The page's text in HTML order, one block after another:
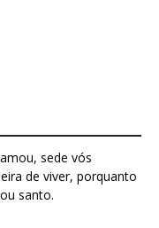
sede vós
de viver, porquanto
santo.